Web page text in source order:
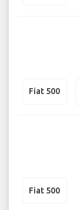
Fiat 500
Fiat 500